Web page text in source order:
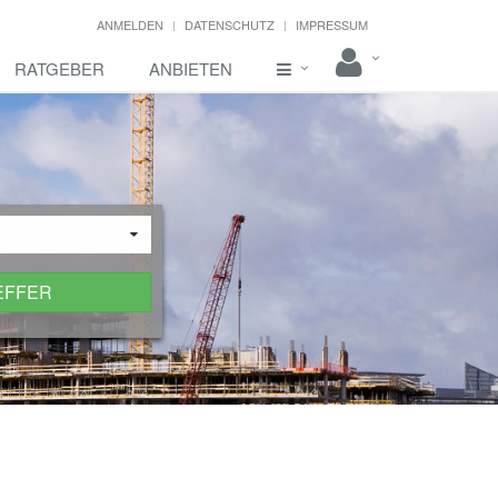
ANMELDEN DATENSCHUTZ IMPRESSUM
RATGEBER ANBIETEN